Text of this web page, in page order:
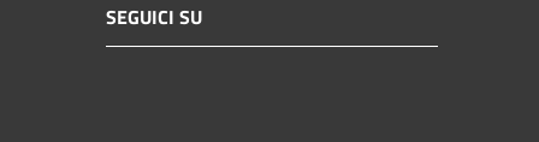
SEGUICI SU